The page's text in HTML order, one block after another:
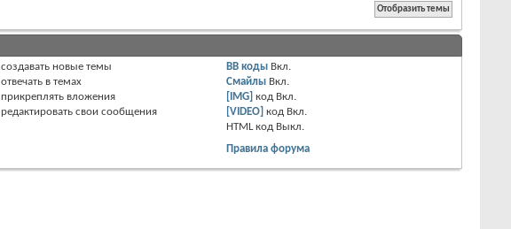
создавать новые темы
отвечать в темах
прикреплять вложения
редактировать свои сообщения
BB коды Вкл.
Смайлы Вкл.
[IMG] код Вкл.
[VIDEO] код Вкл.
HTML код Выкл.
Правила форума